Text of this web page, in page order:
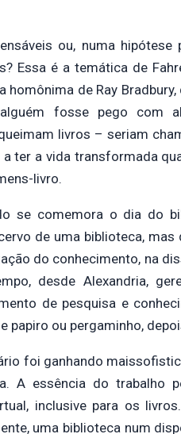
ou, numa hipótese
Essa é a temática de
de Ray Bradbury,
fosse pego com
livros – seriam
ter a vida transformada
livro.
se comemora o dia do
de uma biblioteca, mas
do conhecimento, na
desde Alexandria,
de pesquisa e
ou pergaminho,
foi ganhando
A essência do trabalho
inclusive para os
uma biblioteca num